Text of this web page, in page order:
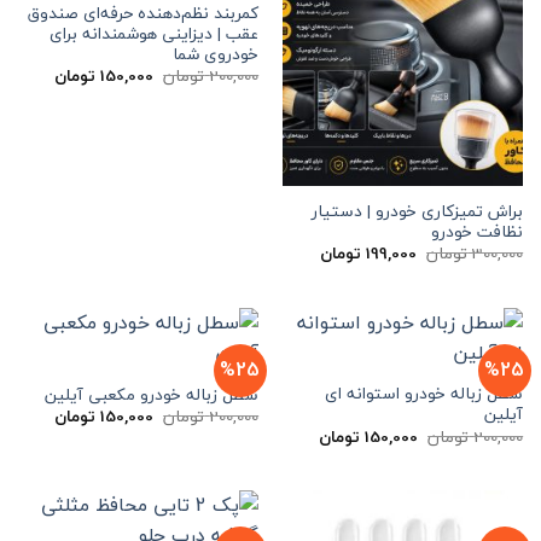
براش تمیزکاری خودرو | دستیار
نظافت خودرو
300,000تومان قیمت
اصلی
199,000 تومانقیمت
فعلی
کمربند نظم‌دهنده حرفه‌ای صندوق
عقب | دیزاینی هوشمندانه برای
خودروی شما
200,000تومان قیمت
اصلی
150,000 تومانقیمت
فعلی
%25
سطل زباله خودرو استوانه ای
آیلین
200,000تومان قیمت
اصلی
150,000 تومانقیمت
فعلی
%25
سطل زباله خودرو مکعبی آیلین
200,000تومان قیمت
اصلی
150,000 تومانقیمت
فعلی